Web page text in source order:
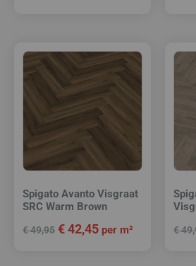
Spigato Avanto Visgraat
SRC Warm Brown
€49,95 €42,45 per m² €